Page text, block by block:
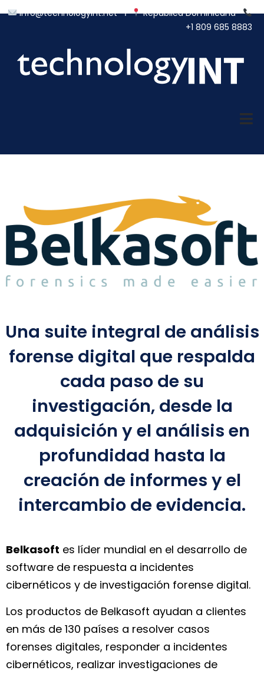
info@technologyint.netΙ
República Dominicana
+1 809 685 8883
Una suite integral de análisis
forense digital que respalda
cada paso de su
investigación, desde la
adquisición y el análisis en
profundidad hasta la
creación de informes y el
intercambio de evidencia.
Belkasoft es líder mundial en el desarrollo de
software de respuesta a incidentes
cibernéticos y de investigación forense digital.
Los productos de Belkasoft ayudan a clientes
en más de 130 países a resolver casos
forenses digitales, responder a incidentes
cibernéticos, realizar investigaciones de